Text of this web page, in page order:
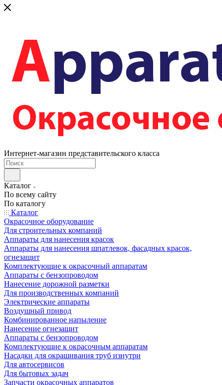
Интернет-магазин представительского класса
Каталог
По всему сайту
По каталогу
Каталог
Окрасочное оборудование
Для строительных компаний
Аппараты для нанесения красок
Аппараты для нанесения шпатлевок, фасадных красок,
огнезащит
Комплектующие к окрасочный аппаратам
Аппараты с бензопроводом
Нанесение дорожной разметки
Для производственных компаний
Электрические аппараты
Воздушный привод
Комбинированное напыление
Нанесение огнезащит
Аппараты с бензопроводом
Комплектующие к окрасочным аппаратам
Насадки для окрашивания труб изнутри
Для автосервисов
Для бытовых задач
Запчасти окрасочных аппаратов